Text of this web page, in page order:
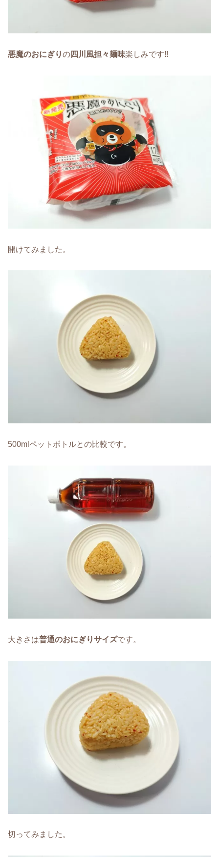
悪魔のおにぎりの四川風担々麺味楽しみです!!
開けてみました。
500mlペットボトルとの比較です。
大きさは普通のおにぎりサイズです。
切ってみました。